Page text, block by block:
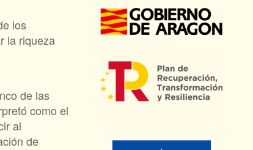
los
la riqueza
de las
como el
al
de